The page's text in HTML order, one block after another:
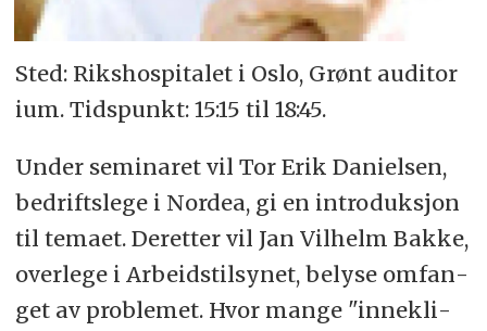
Sted: Riks­hos­pi­ta­let i Oslo, Grønt au­di­to­r
i­um. Tids­punkt: 15:15 til 18:45.
Un­der se­mi­na­ret vil Tor Erik Da­ni­el­sen,
be­drifts­le­ge i Nor­dea, gi en in­tro­duk­sjon
til te­ma­et. Der­et­ter vil Jan Vil­helm Bak­ke,
over­le­ge i Ar­beids­til­sy­net, be­ly­se om­fan­
get av pro­ble­met. Hvor man­ge "in­ne­kli­